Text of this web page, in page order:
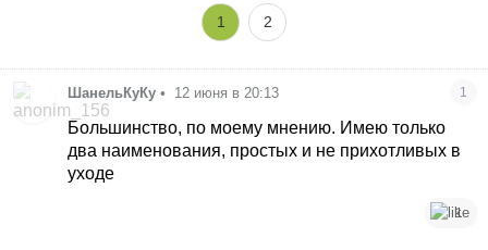
1 2
ШанельКуКу • 12 июня в 20:13 1
Большинство, по моему мнению. Имею только
два наименования, простых и не прихотливых в
уходе
1